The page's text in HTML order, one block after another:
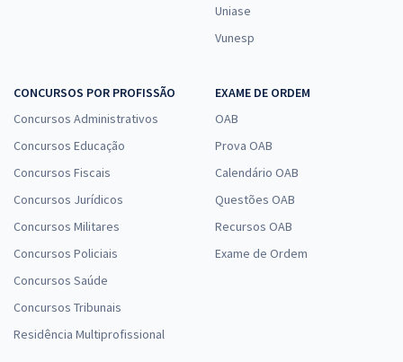
Uniase
Vunesp
CONCURSOS POR PROFISSÃO
Concursos Administrativos
Concursos Educação
Concursos Fiscais
Concursos Jurídicos
Concursos Militares
Concursos Policiais
Concursos Saúde
Concursos Tribunais
Residência Multiprofissional
EXAME DE ORDEM
OAB
Prova OAB
Calendário OAB
Questões OAB
Recursos OAB
Exame de Ordem